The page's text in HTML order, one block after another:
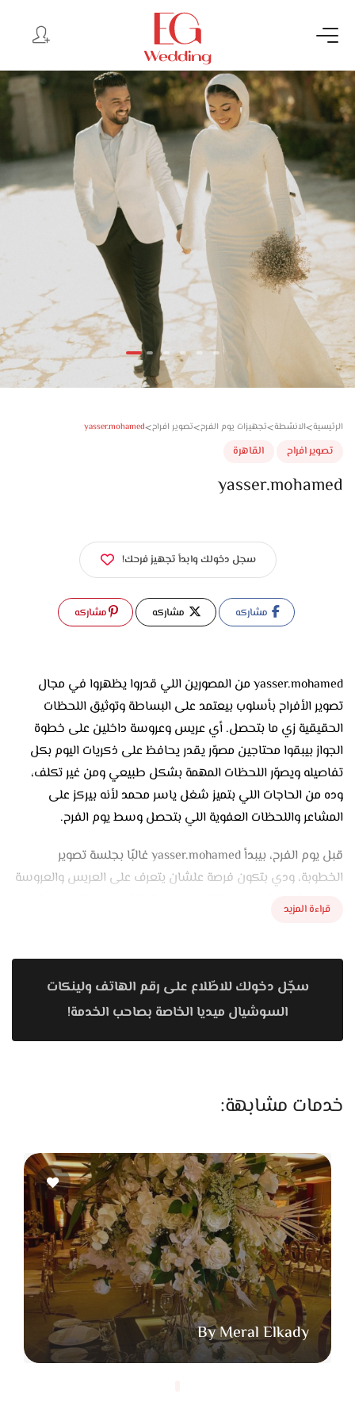
افراح القاهرة
سجل دخولك وابدأ تجهيز فرحك!
مشاركه مشاركه مشاركه
yasser.mohamed من المصورين اللي قدروا يظهروا في مجال
تصوير الأفراح بأسلوب بيعتمد على البساطة وتوثيق اللحظات
الحقيقية زي ما بتحصل. أي عريس وعروسة داخلين على خطوة
الجواز بيبقوا محتاجين مصوّر يقدر يحافظ على ذكريات اليوم بكل
تفاصيله ويصوّر اللحظات المهمة بشكل طبيعي ومن غير تكلف،
وده من الحاجات اللي بتميز شغل ياسر محمد لأنه بيركز على
المشاعر واللحظات العفوية اللي بتحصل وسط يوم الفرح.
قبل يوم الفرح، بيبدأ yasser.mohamed غالبًا بجلسة تصوير
الخطوبة، ودي بتكون فرصة علشان يتعرف على العريس والعروسة
ويعرف شخصيتهم وطريقتهم. الجلسة بتبقى بسيطة ومريحة
اللي تبرز جمال اللقطة من غير ما تبان متصنعة. ولو الكابل حابب
يعمل بري ويدنج سيشن قبل الفرح، فهو بيشتغل عليه بطريقة
تخليهم يتعودوا على وجود الكاميرا ويكسروا رهبة يوم الفرح.
ضحكة بين الأصحاب، حضن من العيلة، نظرة بين العريس والعروسة،
أو لحظة فرحة قبل دخول القاعة. اللحظات دي بتكون جزء مهم من
الأحداث، وده بيخلي الصور تطلع عفوية وطبيعية.
وبيخصص وقت مناسب لسيشن العريس والعروسة علشان يظهر
اللوك كامل بكل تفاصيله. السيشن بيكون بسيط ومن غير ضغط،
وبيخلي الحركة طبيعية علشان الصور تطلع فيها إحساس وراحة.
الصور دي بتكون من أهم اللقطات اللي بيحتفظ بيها العريس
والعروسة بعد الفرح.
كمان بيهتم بصور العيلة والأصحاب لأنها من الذكريات اللي بتفضل
ليها قيمة كبيرة مع الوقت. بيعرف ينظم اللقطات بطريقة بسيطة
تخلي الصورة جميلة وطبيعية في نفس الوقت. بالإضافة لكده
قراءة المزيد
سجّل دخولك للاطّلاع على رقم الهاتف ولينكات
السوشيال ميديا الخاصة بصاحب الخدمة!
خدمات مشابهة:
By Meral Elkady